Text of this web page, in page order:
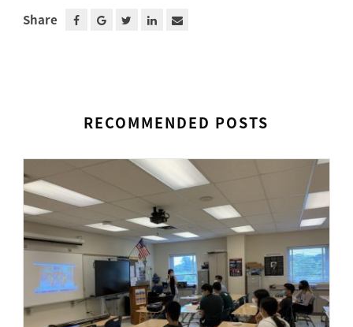
Share
RECOMMENDED POSTS